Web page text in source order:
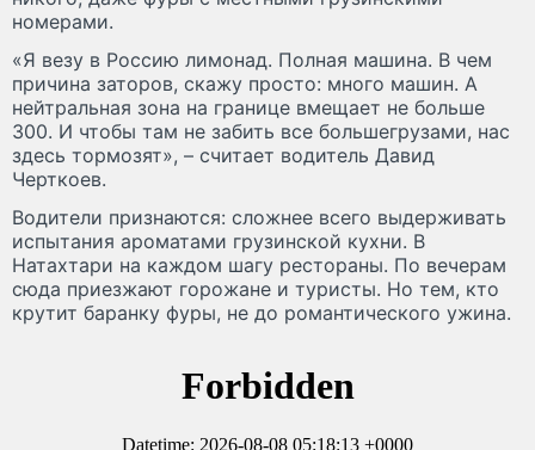
номерами.
«Я везу в Россию лимонад. Полная машина. В чем
причина заторов, скажу просто: много машин. А
нейтральная зона на границе вмещает не больше
300. И чтобы там не забить все большегрузами, нас
здесь тормозят», – считает водитель Давид
Черткоев.
Водители признаются: сложнее всего выдерживать
испытания ароматами грузинской кухни. В
Натахтари на каждом шагу рестораны. По вечерам
сюда приезжают горожане и туристы. Но тем, кто
крутит баранку фуры, не до романтического ужина.